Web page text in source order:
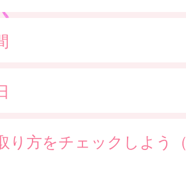
り方をチェックしよう